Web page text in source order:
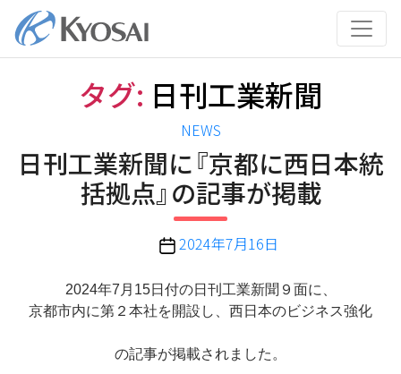
テ
タグ: 日刊工業新聞
カ
テ
ゴ
リ
ー
NEWS
日刊工業新聞に『京都に西日本統
括拠点』の記事が掲載
投
日
2024年7月16日
2024年7月15日付の日刊工業新聞９面に、
京都市内に第２本社を開設し、西日本のビジネス強化
の記事が掲載されました。